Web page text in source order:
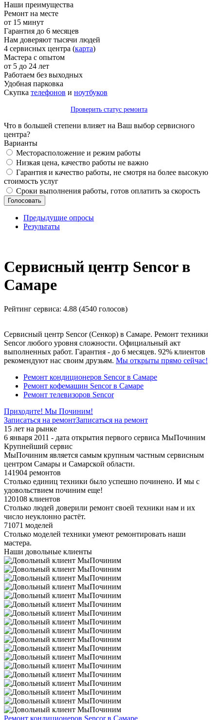
Наши преимущества
Ремонт на месте
от 15 минут
Гарантия до 6 месяцев
Нам доверяют тысячи людей
4 сервисных центра (карта)
Мастера с опытом
от 5 до 24 лет
Работаем без выходных
Удобная парковка
Скупка телефонов и ноутбуков
Проверить статус ремонта
Что в большей степени влияет на Ваш выбор сервисного
центра?
Варианты
Месторасположение и режим работы
Низкая цена, качество работы не важно
Гарантия и качество работы, не смотря на более высокую
стоимость услуг
Сроки выполнения работы, готов оплатить за скорость
Предыдущие опросы
Результаты
Сервисный центр Sencor в
Самаре
Рейтинг сервиса: 4.88 (4540 голосов)
Сервисный центр Sencor (Сенкор) в Самаре. Ремонт техники
Sencor любого уровня сложности. Официальный акт
выполненных работ. Гарантия - до 6 месяцев. 92% клиентов
рекомендуют нас своим друзьям. Мы открыты прямо сейчас!
Ремонт кондиционеров Sencor в Самаре
Ремонт кофемашин Sencor в Самаре
Ремонт телевизоров Sencor
Приходите! Мы Починим!
Записаться на ремонтЗаписаться на ремонт
15 лет на рынке
6 января 2011 - дата открытия первого сервиса МыПочиним
Крупнейший сервис
МыПочиним является самым крупным частным сервисным
центром Самары и Самарской области.
141904 ремонтов
Столько единиц техники было успешно починено. И мы с
удовольствием починим еще!
120108 клиентов
Столько людей доверили ремонт своей техники нам и их
число неуклонно растёт.
71071 моделей
Столько моделей техники умеют ремонтировать наши
мастера.
Наши довольные клиенты
Ремонт кондиционеров Sencor в Самаре